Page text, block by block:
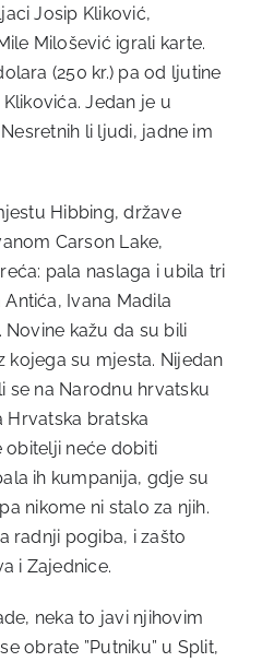
Josip Kliković,
Milošević igrali karte.
(250 kr.) pa od ljutine
Jedan je u
li ljudi, jadne im
Hibbing, države
Carson Lake,
pala naslaga i ubila tri
Ivana Madila
Novine kažu da su bili
kojega su mjesta. Nijedan
se na Narodnu hrvatsku
Hrvatska bratska
obitelji neće dobiti
ih kumpanija, gdje su
nikome ni stalo za njih.
radnji pogiba, i zašto
i Zajednice.
neka to javi njihovim
obrate ”Putniku” u Split,